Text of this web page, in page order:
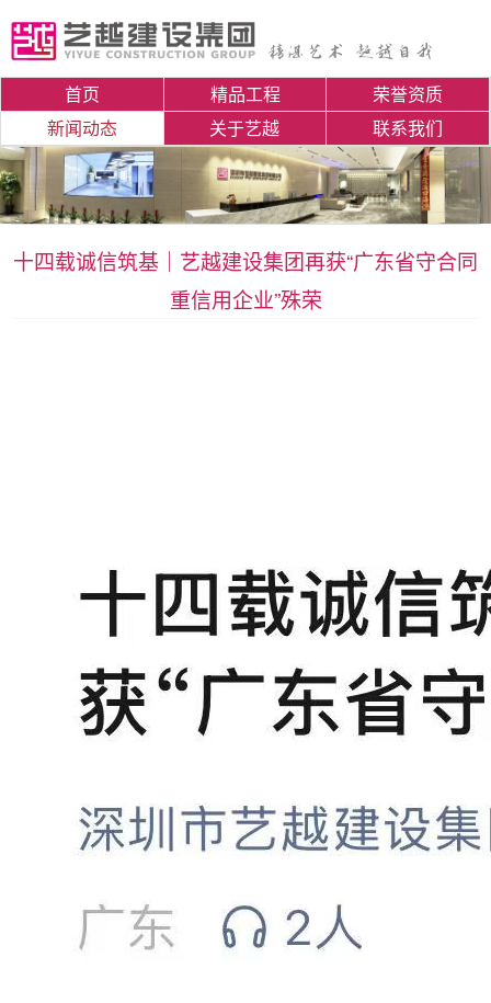
首页 精品工程
荣誉资质
新闻动态
关于艺越 联系我们
十四载诚信筑基｜艺越建设集团再获“广东省守合同
重信用企业”殊荣